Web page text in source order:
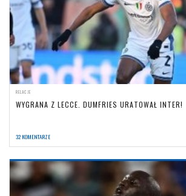
RELACJE
WYGRANA Z LECCE. DUMFRIES URATOWAŁ INTER!
32 KOMENTARZE